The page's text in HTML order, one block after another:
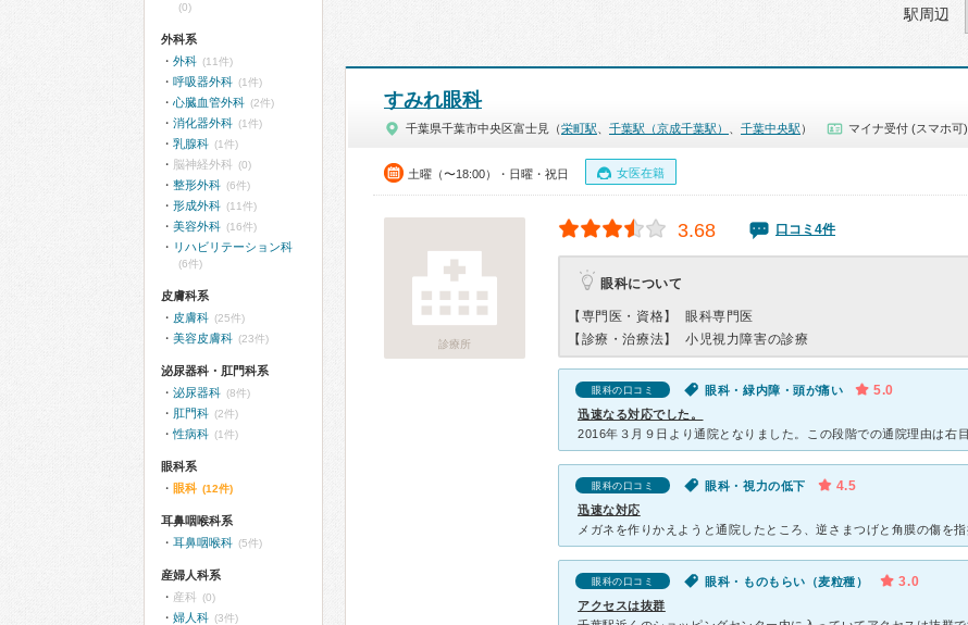
駅周辺
すみれ眼科
千葉県千葉市中央区富士見（栄町駅 千葉駅（京成千葉駅） 千葉中央駅 ） マイナ受付 (スマホ可)
土曜（〜18:00）・日曜・祝日 女医在籍
診療所
3.68 口コミ4件
眼科について
【専門医・資格】
眼科専門医
【診療・治療法】
小児視力障害の診療
眼科の口コミ 眼科・緑内障・頭が痛い 5.0
迅速なる対応でした。
眼科の口コミ 眼科・視力の低下 4.5
迅速な対応
眼科の口コミ 眼科・ものもらい（麦粒種） 3.0
アクセスは抜群
(0)
外科系
外科 (11件)
呼吸器外科 (1件)
心臓血管外科 (2件)
消化器外科 (1件)
乳腺科 (1件)
脳神経外科 (0)
整形外科 (6件)
形成外科 (11件)
美容外科 (16件)
リハビリテーション科
(6件)
皮膚科系
皮膚科 (25件)
美容皮膚科 (23件)
泌尿器科・肛門科系
泌尿器科 (8件)
肛門科 (2件)
性病科 (1件)
眼科系
眼科 (12件)
耳鼻咽喉科系
耳鼻咽喉科 (5件)
産婦人科系
産科 (0)
婦人科 (3件)